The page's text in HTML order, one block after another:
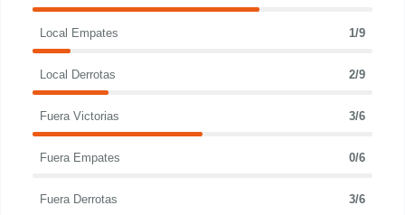
Local Empates 1/9
Local Derrotas 2/9
Fuera Victorias 3/6
Fuera Empates 0/6
Fuera Derrotas 3/6